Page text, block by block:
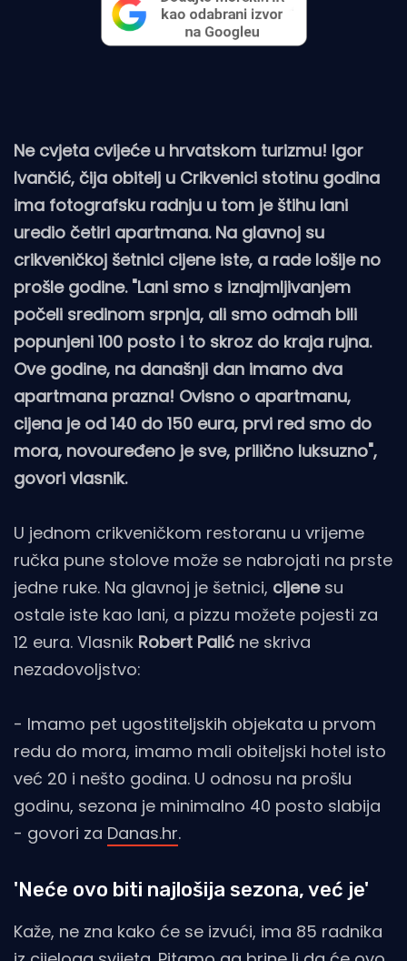
Ne cvjeta cvijeće u hrvatskom turizmu! Igor
Ivančić, čija obitelj u Crikvenici stotinu godina
ima fotografsku radnju u tom je štihu lani
uredio četiri apartmana. Na glavnoj su
crikveničkoj šetnici cijene iste, a rade lošije no
prošle godine. "Lani smo s iznajmljivanjem
počeli sredinom srpnja, ali smo odmah bili
popunjeni 100 posto i to skroz do kraja rujna.
Ove godine, na današnji dan imamo dva
apartmana prazna! Ovisno o apartmanu,
cijena je od 140 do 150 eura, prvi red smo do
mora, novouređeno je sve, prilično luksuzno",
govori vlasnik.
U jednom crikveničkom restoranu u vrijeme
ručka pune stolove može se nabrojati na prste
jedne ruke. Na glavnoj je šetnici, cijenesu
ostale iste kao lani, a pizzu možete pojesti za
12 eura. Vlasnik Robert Palić ne skriva
nezadovoljstvo:
- Imamo pet ugostiteljskih objekata u prvom
redu do mora, imamo mali obiteljski hotel isto
već 20 i nešto godina. U odnosu na prošlu
godinu, sezona je minimalno 40 posto slabija
- govori za Danas.hr.
'Neće ovo biti najlošija sezona, već je'
Kaže, ne zna kako će se izvući, ima 85 radnika